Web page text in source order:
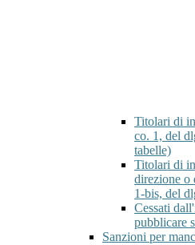
Titolari di
co. 1, del
tabelle)
Titolari di
direzione o
1-bis, del
Cessati
pubblicare
Sanzioni per